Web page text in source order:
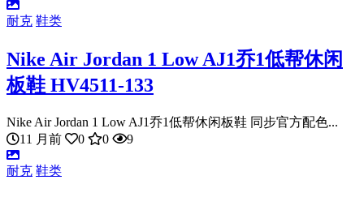
耐克 鞋类
Nike Air Jordan 1 Low AJ1乔1低帮休闲
板鞋 HV4511-133
Nike Air Jordan 1 Low AJ1乔1低帮休闲板鞋 同步官方配色...
11 月前
0 0 9
耐克 鞋类